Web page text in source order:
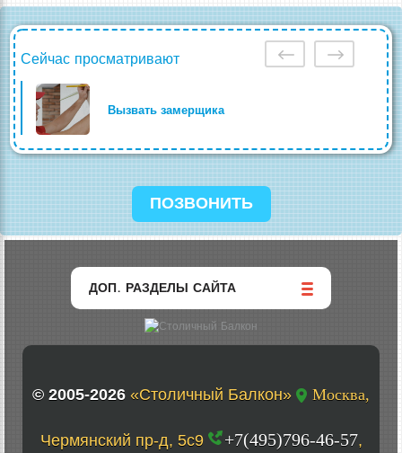
Сейчас просматривают
Вызвать замерщика
ПОЗВОНИТЬ
ДОП. РАЗДЕЛЫ САЙТА
© 2005-2026 «Столичный Балкон» Москва,
Чермянский пр-д, 5с9 +7(495)796-46-57,